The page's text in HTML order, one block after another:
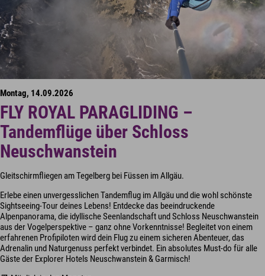
Montag, 14.09.2026
FLY ROYAL PARAGLIDING –
Tandemflüge über Schloss
Neuschwanstein
Gleitschirmfliegen am Tegelberg bei Füssen im Allgäu.
Erlebe einen unvergesslichen Tandemflug im Allgäu und die wohl schönste
Sightseeing-Tour deines Lebens! Entdecke das beeindruckende
Alpenpanorama, die idyllische Seenlandschaft und Schloss Neuschwanstein
aus der Vogelperspektive – ganz ohne Vorkenntnisse! Begleitet von einem
erfahrenen Profipiloten wird dein Flug zu einem sicheren Abenteuer, das
Adrenalin und Naturgenuss perfekt verbindet. Ein absolutes Must-do für alle
Gäste der Explorer Hotels Neuschwanstein & Garmisch!